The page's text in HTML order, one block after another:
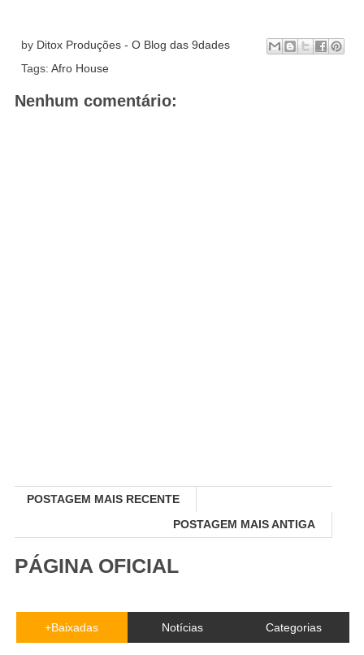
by Ditox Produções - O Blog das 9dades
Tags: Afro House
Nenhum comentário:
POSTAGEM MAIS RECENTE
POSTAGEM MAIS ANTIGA
PÁGINA OFICIAL
+Baixadas Notícias Categorias